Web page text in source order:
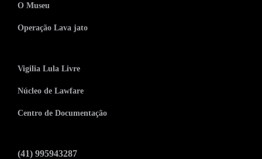
O Museu
Operação Lava jato
Vigilia Lula Livre
Núcleo de Lawfare
Centro de Documentação
(41) 995943287